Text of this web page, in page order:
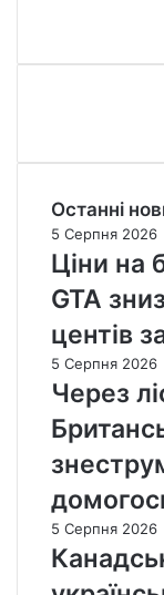
Останні
5 Серпня 2026
Ціни на
GTA
центів
5 Серпня 2026
Через
5 Серпня 2026